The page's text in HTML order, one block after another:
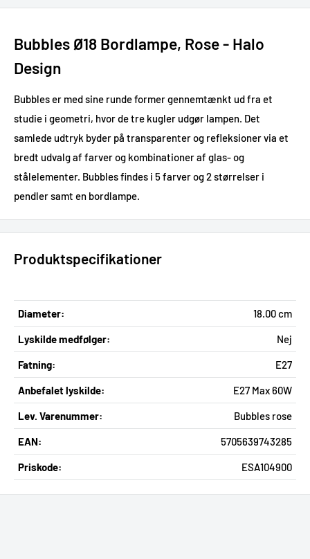
Bubbles Ø18 Bordlampe, Rose - Halo
Design
Bubbles er med sine runde former gennemtænkt ud fra et
studie i geometri, hvor de tre kugler udgør lampen. Det
samlede udtryk byder på transparenter og refleksioner via et
bredt udvalg af farver og kombinationer af glas- og
stålelementer. Bubbles findes i 5 farver og 2 størrelser i
pendler samt en bordlampe.
Produktspecifikationer
Diameter: 18.00 cm
Lyskilde medfølger: Nej
Fatning: E27
Anbefalet lyskilde: E27 Max 60W
Lev. Varenummer: Bubbles rose
EAN: 5705639743285
Priskode: ESA104900